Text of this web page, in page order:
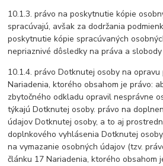
10.1.3. právo na poskytnutie kópie
spracúvajú, avšak za dodržania
poskytnutie kópie spracúvaných
nepriaznivé dôsledky na práva a slobody
10.1.4. právo Dotknutej osoby na
Nariadenia, ktorého obsahom je právo:
zbytočného odkladu opravil nesprávne
týkajú Dotknutej osoby. právo na
údajov Dotknutej osoby, a to aj
doplnkového vyhlásenia Dotknutej
na vymazanie osobných údajov (tzv.
článku 17 Nariadenia, ktorého obsahom